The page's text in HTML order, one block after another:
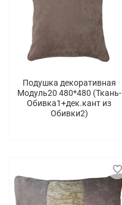
Подушка декоративная
Модуль20 480*480 (Ткань-
Обивка1+дек.кант из
Обивки2)